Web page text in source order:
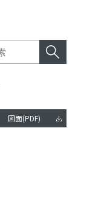
図面(PDF)